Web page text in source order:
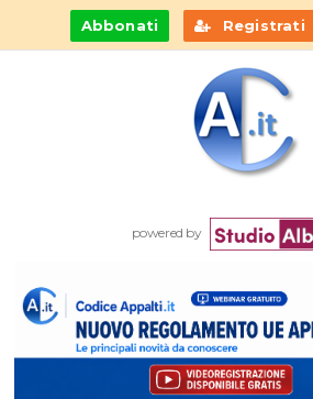
Abbonati Registrati
powered by